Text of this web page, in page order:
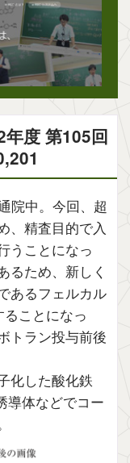
度 第105回
院中。今回、超
、精査目的で入
うことになっ
るため、新しく
あるフェルカル
ことになっ
トラン投与前後
化した酸化鉄
導体などでコー